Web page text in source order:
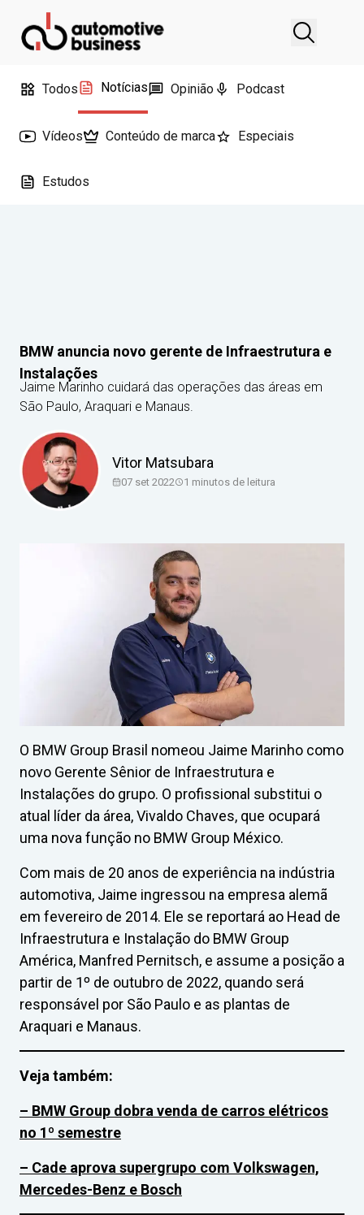
Todos Notícias Opinião Podcast
Vídeos Conteúdo de marca Especiais
Estudos
BMW anuncia novo gerente de Infraestrutura e
Instalações
Jaime Marinho cuidará das operações das áreas em
São Paulo, Araquari e Manaus.
Vitor Matsubara
07 set 2022 1 minutos de leitura
O BMW Group Brasil nomeou Jaime Marinho como
novo Gerente Sênior de Infraestrutura e
Instalações do grupo. O profissional substitui o
atual líder da área, Vivaldo Chaves, que ocupará
uma nova função no BMW Group México.
Com mais de 20 anos de experiência na indústria
automotiva, Jaime ingressou na empresa alemã
em fevereiro de 2014. Ele se reportará ao Head de
Infraestrutura e Instalação do BMW Group
América, Manfred Pernitsch, e assume a posição a
partir de 1º de outubro de 2022, quando será
responsável por São Paulo e as plantas de
Araquari e Manaus.
Veja também:
– BMW Group dobra venda de carros elétricos
no 1º semestre
– Cade aprova supergrupo com Volkswagen,
Mercedes-Benz e Bosch